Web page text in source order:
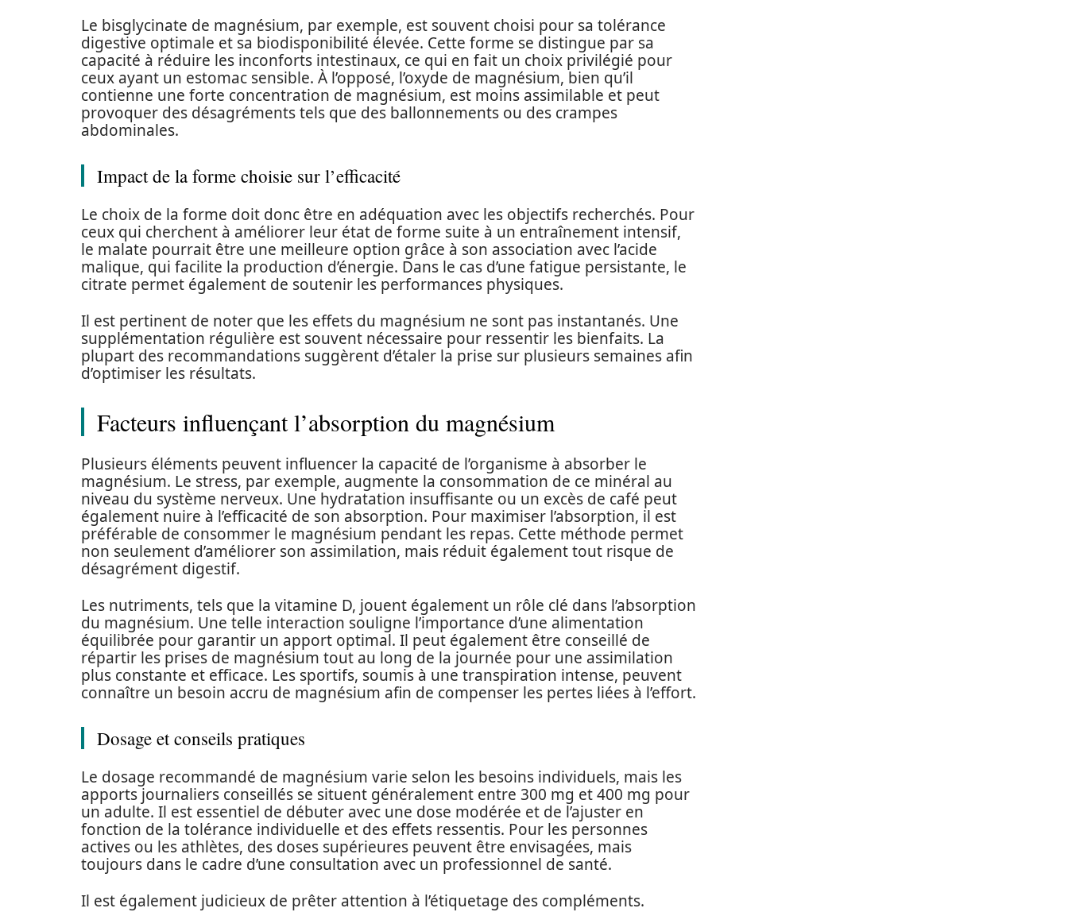
Le bisglycinate de magnésium, par exemple, est souvent choisi pour sa tolérance
digestive optimale et sa biodisponibilité élevée. Cette forme se distingue par sa
capacité à réduire les inconforts intestinaux, ce qui en fait un choix privilégié pour
ceux ayant un estomac sensible. À l’opposé, l’oxyde de magnésium, bien qu’il
contienne une forte concentration de magnésium, est moins assimilable et peut
provoquer des désagréments tels que des ballonnements ou des crampes
abdominales.
Impact de la forme choisie sur l’efficacité
Le choix de la forme doit donc être en adéquation avec les objectifs recherchés. Pour
ceux qui cherchent à améliorer leur état de forme suite à un entraînement intensif,
le malate pourrait être une meilleure option grâce à son association avec l’acide
malique, qui facilite la production d’énergie. Dans le cas d’une fatigue persistante, le
citrate permet également de soutenir les performances physiques.
Il est pertinent de noter que les effets du magnésium ne sont pas instantanés. Une
supplémentation régulière est souvent nécessaire pour ressentir les bienfaits. La
plupart des recommandations suggèrent d’étaler la prise sur plusieurs semaines afin
d’optimiser les résultats.
Facteurs influençant l’absorption du magnésium
Plusieurs éléments peuvent influencer la capacité de l’organisme à absorber le
magnésium. Le stress, par exemple, augmente la consommation de ce minéral au
niveau du système nerveux. Une hydratation insuffisante ou un excès de café peut
également nuire à l’efficacité de son absorption. Pour maximiser l’absorption, il est
préférable de consommer le magnésium pendant les repas. Cette méthode permet
non seulement d’améliorer son assimilation, mais réduit également tout risque de
désagrément digestif.
Les nutriments, tels que la vitamine D, jouent également un rôle clé dans l’absorption
du magnésium. Une telle interaction souligne l’importance d’une alimentation
équilibrée pour garantir un apport optimal. Il peut également être conseillé de
répartir les prises de magnésium tout au long de la journée pour une assimilation
plus constante et efficace. Les sportifs, soumis à une transpiration intense, peuvent
connaître un besoin accru de magnésium afin de compenser les pertes liées à l’effort.
Dosage et conseils pratiques
Le dosage recommandé de magnésium varie selon les besoins individuels, mais les
apports journaliers conseillés se situent généralement entre 300 mg et 400 mg pour
un adulte. Il est essentiel de débuter avec une dose modérée et de l’ajuster en
fonction de la tolérance individuelle et des effets ressentis. Pour les personnes
actives ou les athlètes, des doses supérieures peuvent être envisagées, mais
toujours dans le cadre d’une consultation avec un professionnel de santé.
Il est également judicieux de prêter attention à l’étiquetage des compléments.